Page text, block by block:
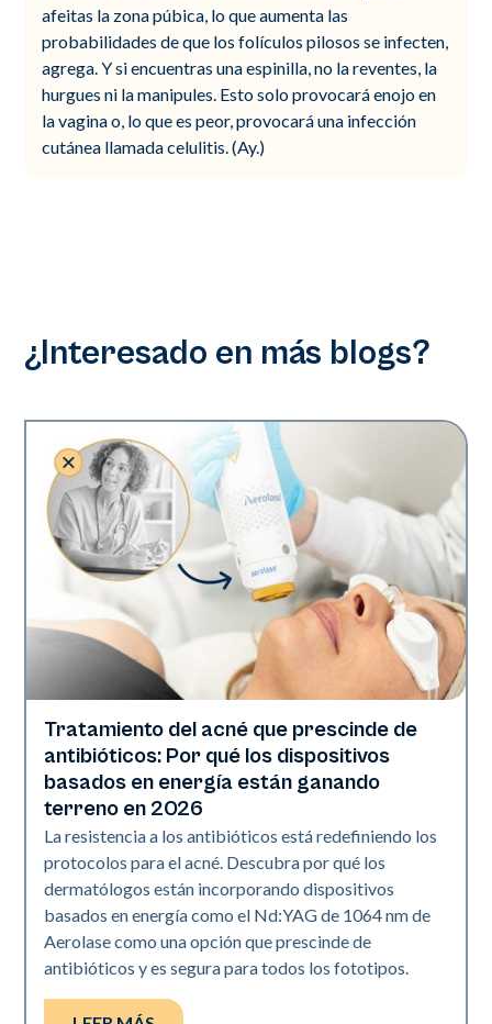
afeitas la zona púbica, lo que aumenta las
probabilidades de que los folículos pilosos se infecten,
agrega. Y si encuentras una espinilla, no la reventes, la
hurgues ni la manipules. Esto solo provocará enojo en
la vagina o, lo que es peor, provocará una infección
cutánea llamada celulitis. (Ay.)
¿Interesado en más blogs?
Salud de la piel
Tratamiento del acné que prescinde de
antibióticos: Por qué los dispositivos
basados en energía están ganando
terreno en 2026
La resistencia a los antibióticos está redefiniendo los
protocolos para el acné. Descubra por qué los
dermatólogos están incorporando dispositivos
basados en energía como el Nd:YAG de 1064 nm de
Aerolase como una opción que prescinde de
antibióticos y es segura para todos los fototipos.